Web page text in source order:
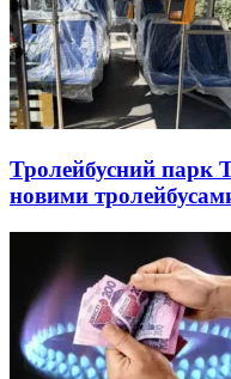
Тролейбусний парк
новими